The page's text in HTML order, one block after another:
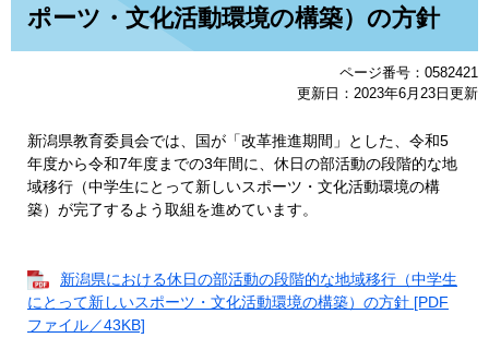
ポーツ・文化活動環境の構築）の方針
ページ番号：0582421
更新日：2023年6月23日更新
新潟県教育委員会では、国が「改革推進期間」とした、令和5
年度から令和7年度までの3年間に、休日の部活動の段階的な地
域移行（中学生にとって新しいスポーツ・文化活動環境の構
築）が完了するよう取組を進めています。
新潟県における休日の部活動の段階的な地域移行（中学生
にとって新しいスポーツ・文化活動環境の構築）の方針 [PDF
ファイル／43KB]